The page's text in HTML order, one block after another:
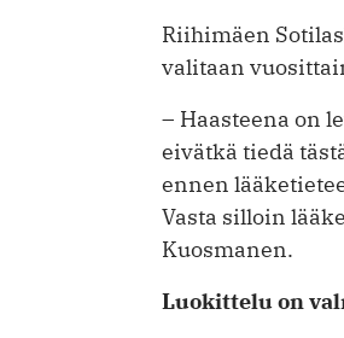
Riihimäen
valitaan
– Haasteena on
eivätkä tiedä
ennen
Vasta silloin
Kuosmanen.
Luokittelu on